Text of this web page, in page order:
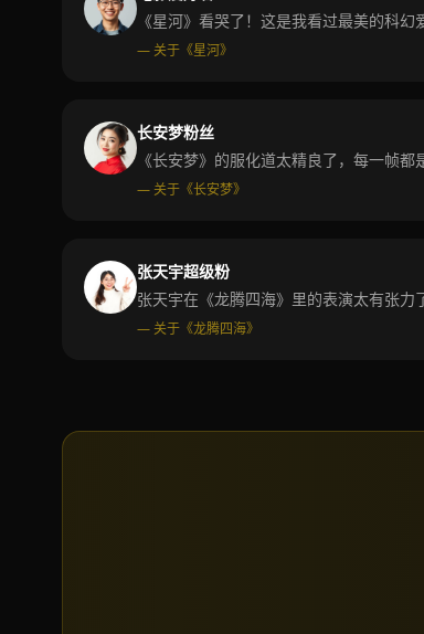
《星河》看哭了！这是我看过最美的科
— 关于《星河》
长安梦粉丝
《长安梦》的服化道太精良了，每一帧
— 关于《长安梦》
张天宇超级粉
张天宇在《龙腾四海》里的表演太有张力
— 关于《龙腾四海》